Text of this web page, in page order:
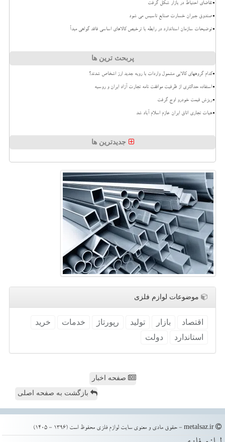
تقاضای احتیاط در بازار شکل گرفت
صندوق جبران خسارت صنایع تاسیس می شود
توضیحات سازمان استاندارد در رابطه با ترخیص کالاهای اساسی فاقد گواهی مبدأ
پربحث ترین ها
کدام گروههای کالایی مشمول واردات با رویه جدید ارز اشخاص شدند؟
استفاده حداکثری از ظرفیت موافقت نامه تجارت آزاد ایران و روسیه
ریزش قیمت خودرو اوج گرفت
هیات تجاری اتاق ایران عازم اسلام آباد شد
جدیدترین ها
موضوعات لوازم فلزی
اقتصاد بازار تولید رپورتاژ خدمات
خرید
استاندارد
دولت
صفحه اخبار
بازگشت به صفحه اصلی